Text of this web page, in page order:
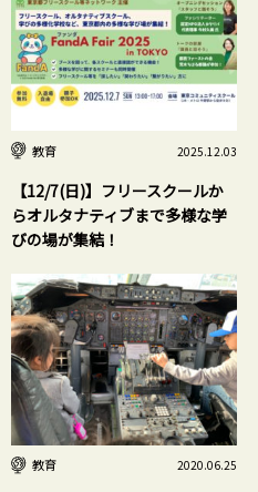
教育 2025.12.03
【12/7(日)】フリースクールか
らオルタナティブまで多様な学
びの場が集結！
教育 2020.06.25